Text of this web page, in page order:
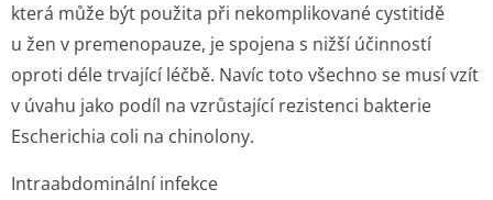
která může být použita při nekomplikované cystitidě
u žen v premenopauze, je spojena s nižší účinností
oproti déle trvající léčbě. Navíc toto všechno se musí vzít
v úvahu jako podíl na vzrůstající rezistenci bakterie
Escherichia coli na chinolony.
Intraabdominální infekce